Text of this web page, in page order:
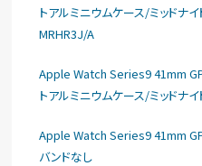
トアルミニウムケース/ミッドナ
MRHR3J/A
Apple Watch Series9 41mm
トアルミニウムケース/ミッドナ
Apple Watch Series9 41mm
バンドなし